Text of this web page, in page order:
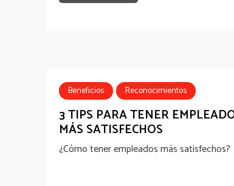
Beneficios Reconocimientos
3 TIPS PARA TENER
MÁS SATISFECHOS
¿Cómo tener empleados más satisfechos?